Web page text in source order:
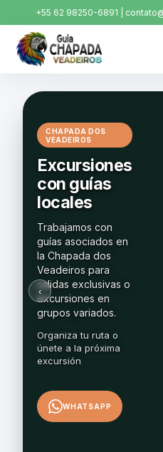
+55 62 98250-6891 |
CHAPADA DOS
VEADEIROS
Excursiones
con guías
locales
Trabajamos con
guías asociados en
la Chapada dos
Veadeiros para
salidas exclusivas o
excursiones en
grupos variados.
Organizatu ruta o
únete a la próxima
excursión
WHATSAPP
Tu
próximo
destino
empieza
aquí
Pronto
lanzaremosla
plataformade
ventaonline
paraqueelijastu
conunflujo
digitallimpio,
quien
excelencia.
‹